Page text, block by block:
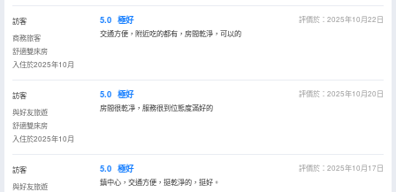
訪客
商務旅客
舒適雙床房
入住於2025年10月
5.0 極好
評價於：2025年10月22日
交通方便，附近吃的都有，房間乾淨，可以的
訪客
與好友旅遊
舒適雙床房
入住於2025年10月
5.0 極好
評價於：2025年10月20日
房間很乾凈，服務很到位態度滿好的
訪客
與好友旅遊
5.0 極好
評價於：2025年10月17日
鎮中心，交通方便，挺乾淨的，挺好。